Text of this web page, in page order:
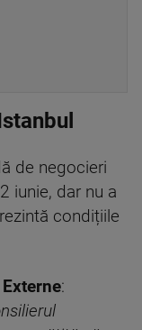
de negocieri
iunie, dar nu a
condițiile
: